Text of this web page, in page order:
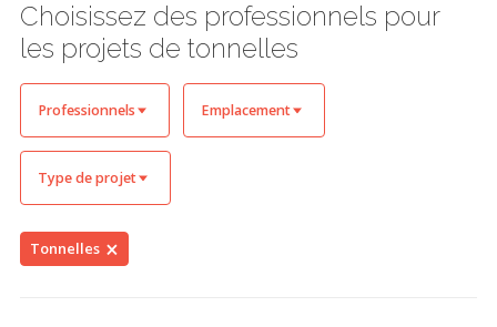
Choisissez des professionnels pour
les projets de tonnelles
Professionnels Emplacement
Type de projet
Tonnelles